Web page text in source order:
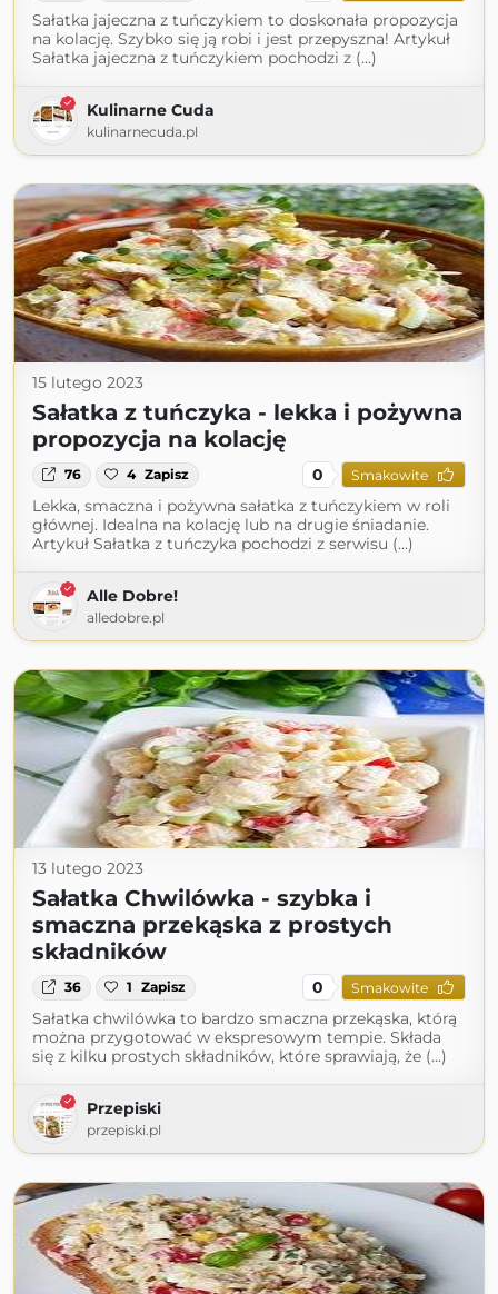
Sałatka jajeczna z tuńczykiem to doskonała propozycja
na kolację. Szybko się ją robi i jest przepyszna! Artykuł
Sałatka jajeczna z tuńczykiem pochodzi z (...)
Kulinarne Cuda
kulinarnecuda.pl
15 lutego 2023
Sałatka z tuńczyka - lekka i pożywna
propozycja na kolację
76 4 Zapisz 0 Smakowite
Lekka, smaczna i pożywna sałatka z tuńczykiem w roli
głównej. Idealna na kolację lub na drugie śniadanie.
Artykuł Sałatka z tuńczyka pochodzi z serwisu (...)
Alle Dobre!
alledobre.pl
13 lutego 2023
Sałatka Chwilówka - szybka i
smaczna przekąska z prostych
składników
36 1 Zapisz 0 Smakowite
Sałatka chwilówka to bardzo smaczna przekąska, którą
można przygotować w ekspresowym tempie. Składa
się z kilku prostych składników, które sprawiają, że (...)
Przepiski
przepiski.pl